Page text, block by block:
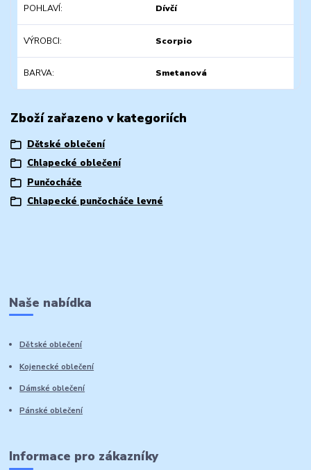
POHLAVÍ Dívčí
VÝROBCI Scorpio
BARVA Smetanová
Zboží zařazeno v kategoriích
Dětské oblečení
Chlapecké oblečení
Punčocháče
Chlapecké punčocháče levné
Naše nabídka
Dětské oblečení
Kojenecké oblečení
Dámské oblečení
Pánské oblečení
Informace pro zákazníky